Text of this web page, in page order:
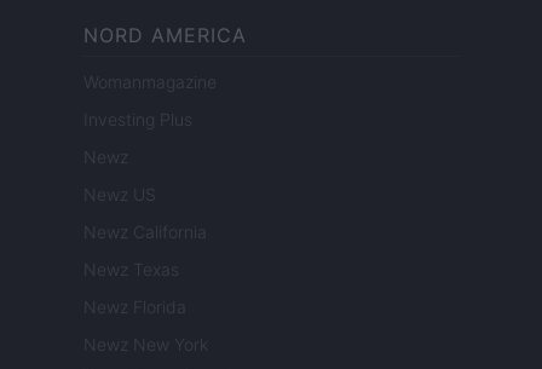
NORD AMERICA
Womanmagazine
Investing Plus
Newz
Newz US
Newz California
Newz Texas
Newz Florida
Newz New York